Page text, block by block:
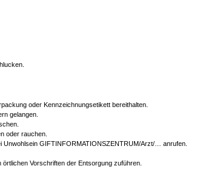
oder Kennzeichnungsetikett bereithalten.
gelangen.
oder rauchen.
Unwohlsein GIFTINFORMATIONSZENTRUM/Arzt/… anrufen.
Vorschriften der Entsorgung zuführen.